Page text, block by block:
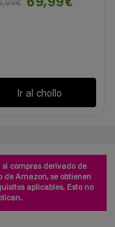
69,99€
Ir al chollo
compras derivado de
de Amazon, se obtienen
aplicables. Esto no